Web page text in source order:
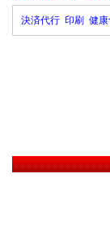
決済代行 印刷 健